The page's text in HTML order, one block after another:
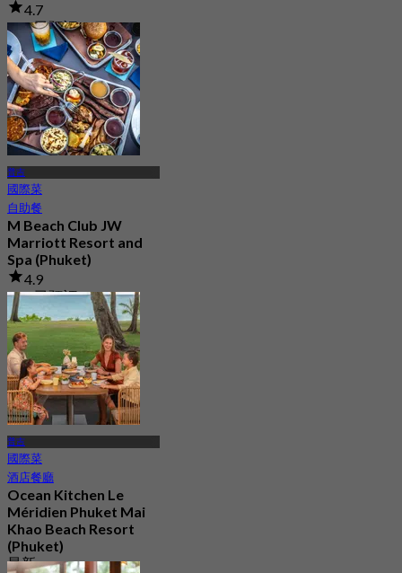
4.7
116 已預訂
起 ฿ 530
普吉
國際菜
自助餐
M Beach Club JW
Marriott Resort and
Spa (Phuket)
4.9
148 已預訂
起฿ 795
普吉
國際菜
酒店餐廳
Ocean Kitchen Le
Méridien Phuket Mai
Khao Beach Resort
(Phuket)
最新